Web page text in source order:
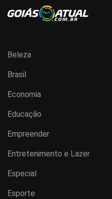
Beleza
Brasil
Economia
Educação
Empreender
Entretenimento e Lazer
Especial
Esporte